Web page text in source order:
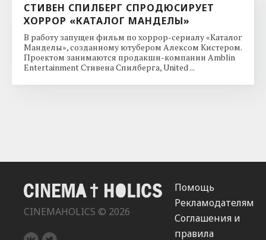
СТИВЕН СПИЛБЕРГ СПРОДЮСИРУЕТ
ХОРРОР «КАТАЛОГ МАНДЕЛЫ»
В работу запущен фильм по хоррор-сериалу «Каталог
Манделы», созданному ютубером Алексом Кистером.
Проектом занимаются продакшн-компании Amblin
Entertainment Стивена Спилберга, United ...
CINEMAHOLICS © 2026
Помощь
Рекламодателям
Соглашения и
правила